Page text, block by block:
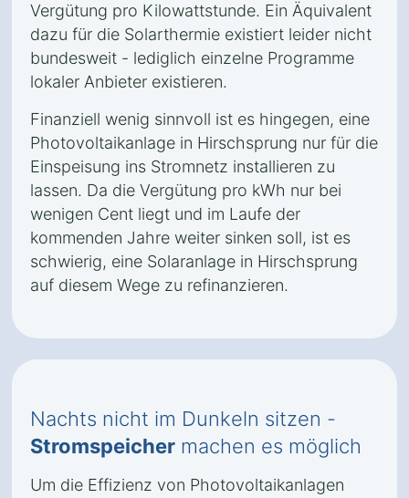
Vergütung pro Kilowattstunde. Ein Äquivalent
dazu für die Solarthermie existiert leider nicht
bundesweit - lediglich einzelne Programme
lokaler Anbieter existieren.
Finanziell wenig sinnvoll ist es hingegen, eine
Photovoltaikanlage in Hirschsprung nur für die
Einspeisung ins Stromnetz installieren zu
lassen. Da die Vergütung pro kWh nur bei
wenigen Cent liegt und im Laufe der
kommenden Jahre weiter sinken soll, ist es
schwierig, eine Solaranlage in Hirschsprung
auf diesem Wege zu refinanzieren.
Nachts nicht im Dunkeln sitzen -
Stromspeicher machen es möglich
Um die Effizienz von Photovoltaikanlagen